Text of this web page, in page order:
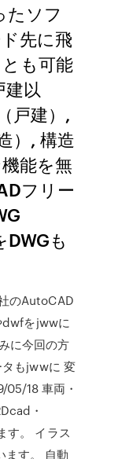
たソフ
先に飛
も可能
以
戸建）,
）, 構造
能を無
フリー
も
のAutoCAD
dwfをjwwに
に今回の方
もjwwに 変
05/18 車両・
・
す。 イラス
ます。 自動